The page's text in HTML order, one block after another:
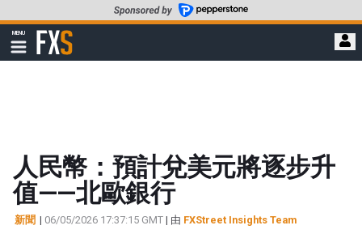
至
要
MENU
顯
示
FXStreet
人民幣：預計兌美元將逐步升
值——北歐銀行
新聞 | 06/05/2026 17:37:15 GMT | 由 FXStreet Insights Team